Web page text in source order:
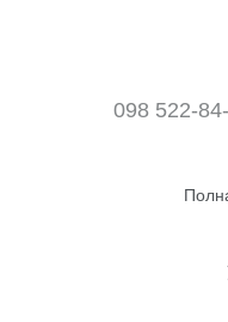
098 522-